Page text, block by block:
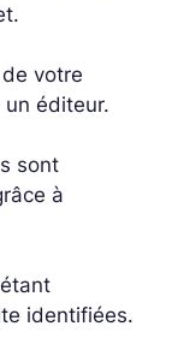
votre
éditeur.
sont
à
identifiées.